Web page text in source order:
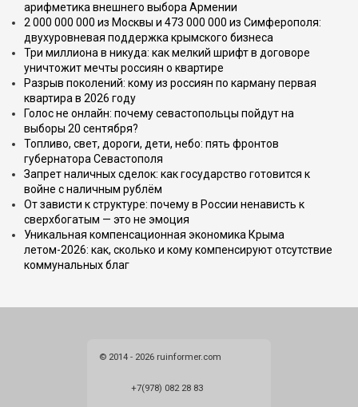
арифметика внешнего выбора Армении
2 000 000 000 из Москвы и 473 000 000 из Симферополя:
двухуровневая поддержка крымского бизнеса
Три миллиона в никуда: как мелкий шрифт в договоре
уничтожит мечты россиян о квартире
Разрыв поколений: кому из россиян по карману первая
квартира в 2026 году
Голос не онлайн: почему севастопольцы пойдут на
выборы 20 сентября?
Топливо, свет, дороги, дети, небо: пять фронтов
губернатора Севастополя
Запрет наличных сделок: как государство готовится к
войне с наличным рублём
От зависти к структуре: почему в России ненависть к
сверхбогатым — это не эмоция
Уникальная компенсационная экономика Крыма
летом-2026: как, сколько и кому компенсируют отсутствие
коммунальных благ
© 2014 - 2026 ruinformer.com
+7(978) 082 28 83